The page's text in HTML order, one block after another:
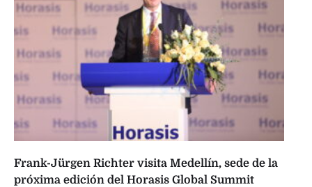
Frank-Jürgen Richter visita Medellín, sede de la
próxima edición del Horasis Global Summit